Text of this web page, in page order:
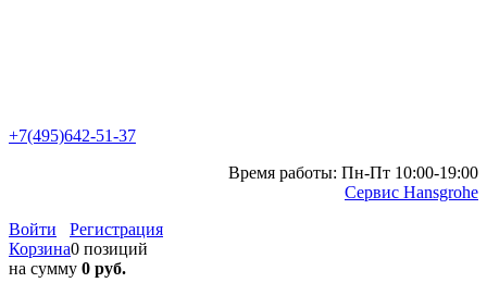
+7(495)642-51-37
Время работы: Пн-Пт 10:00-19:00
Сервис Hansgrohe
Войти
Регистрация
Корзина0 позиций
на сумму 0 руб.